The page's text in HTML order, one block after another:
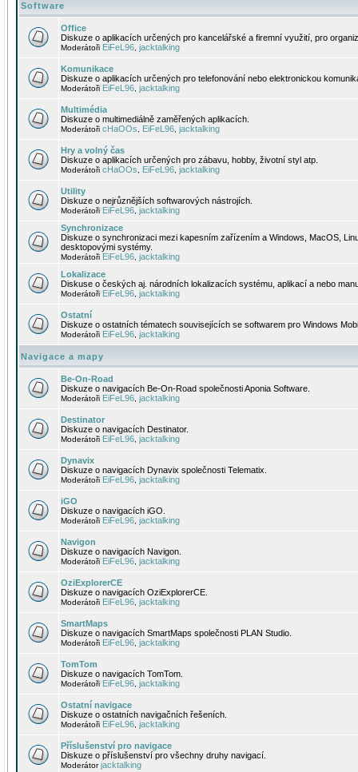
Software
Office
Diskuze o aplikacích určených pro kancelářské a firemní využití, pro
Moderátoři EiFeL96 jacktalking
Komunikace
Diskuze o aplikacích určených pro telefonování nebo elektronickou
Moderátoři EiFeL96 jacktalking
Multimédia
Diskuze o multimediálně zaměřených aplikacích.
Moderátoři cHaOOs EiFeL96 jacktalking
Hry a volný čas
Diskuze o aplikacích určených pro zábavu, hobby, životní styl atp.
Moderátoři cHaOOs EiFeL96 jacktalking
Utility
Diskuze o nejrůznějších softwarových nástrojích.
Moderátoři EiFeL96 jacktalking
Synchronizace
Diskuze o synchronizaci mezi kapesním zařízením a Windows, MacOS,
desktopovými systémy.
Moderátoři EiFeL96 jacktalking
Lokalizace
Diskuse o českých aj. národních lokalizacích systému, aplikací a nebo
Moderátoři EiFeL96 jacktalking
Ostatní
Diskuze o ostatních tématech souvisejících se softwarem pro Windows
Moderátoři EiFeL96 jacktalking
Navigace a mapy
Be-On-Road
Diskuze o navigacích Be-On-Road společnosti Aponia Software.
Moderátoři EiFeL96 jacktalking
Destinator
Diskuze o navigacích Destinator.
Moderátoři EiFeL96 jacktalking
Dynavix
Diskuze o navigacích Dynavix společnosti Telematix.
Moderátoři EiFeL96 jacktalking
iGO
Diskuze o navigacích iGO.
Moderátoři EiFeL96 jacktalking
Navigon
Diskuze o navigacích Navigon.
Moderátoři EiFeL96 jacktalking
OziExplorerCE
Diskuze o navigacích OziExplorerCE.
Moderátoři EiFeL96 jacktalking
SmartMaps
Diskuze o navigacích SmartMaps společnosti PLAN Studio.
Moderátoři EiFeL96 jacktalking
TomTom
Diskuze o navigacích TomTom.
Moderátoři EiFeL96 jacktalking
Ostatní navigace
Diskuze o ostatních navigačních řešeních.
Moderátoři EiFeL96 jacktalking
Příslušenství pro navigace
Diskuze o příslušenství pro všechny druhy navigací.
Moderátorjacktalking